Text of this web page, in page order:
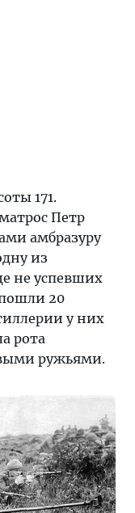
171.
Петр
амбразуру
из
не успевших
20
у них
рота
ружьями.